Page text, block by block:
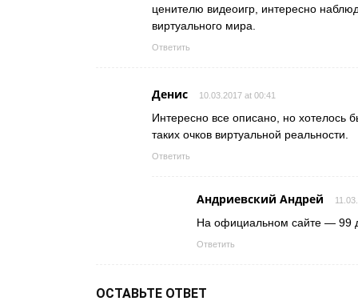
ценителю видеоигр, интересно
виртуального мира.
Ответить
Денис 10.03.2017 at 00:41
Интересно все описано, но хотелось
таких очков виртуальной реальности.
Ответить
Андриевский Андрей
На официальном сайте — 99
Ответить
ОСТАВЬТЕ ОТВЕТ